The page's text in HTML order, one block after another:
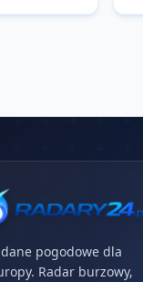
pogodowe dla
Radar burzowy,